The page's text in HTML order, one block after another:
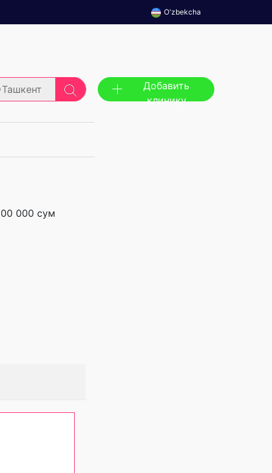
O'zbekcha
Ташкент
Добавить
клинику
000 сум